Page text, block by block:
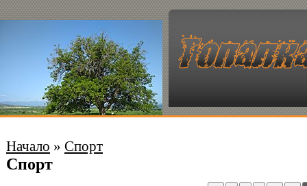
Начало » Спорт
Спорт